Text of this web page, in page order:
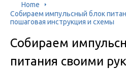
Home
Собираем импульсный блок
пошаговая инструкция и схемы
Собираем
питания своими